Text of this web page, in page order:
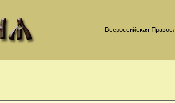
Всероссийская